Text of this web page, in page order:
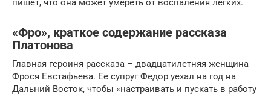
пишет, что она может умереть от воспаления лёгких.
«Фро», краткое содержание рассказа
Платонова
Главная героиня рассказа – двадцатилетняя женщина
Фрося Евстафьева. Ее супруг Федор уехал на год на
Дальний Восток, чтобы «настраивать и пускать в работу